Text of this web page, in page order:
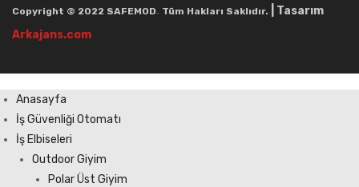
Copyright © 2022 SAFEMOD. Tüm Hakları Saklıdır.
| Tasarım
Arkajans.com
Anasayfa
İş Güvenliği Otomatı
İş Elbiseleri
Outdoor Giyim
Polar Üst Giyim